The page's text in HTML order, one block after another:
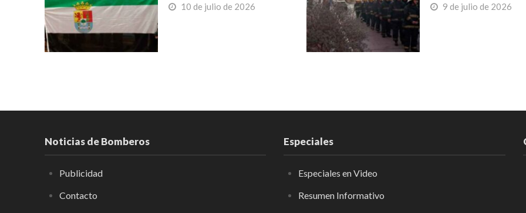
10 de julio de 2026 9 de julio de 2026
Noticias de Bomberos
Publicidad
Contacto
Especiales
Especiales en Video
Resumen Informativo